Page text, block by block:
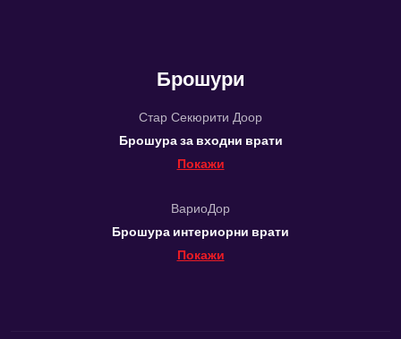
Брошури
Стар Секюрити Доор
Брошура за входни врати
Покажи
ВариоДор
Брошура интериорни врати
Покажи